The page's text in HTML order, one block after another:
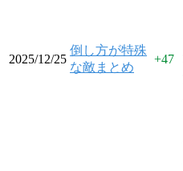
2025/12/25
倒し方が特殊
な敵まとめ
+47